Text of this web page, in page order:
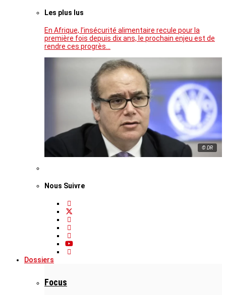
Les plus lus
En Afrique, l’insécurité alimentaire recule pour la
première fois depuis dix ans, le prochain enjeu est de
rendre ces progrès…
© DR
Nous Suivre
Dossiers
Focus